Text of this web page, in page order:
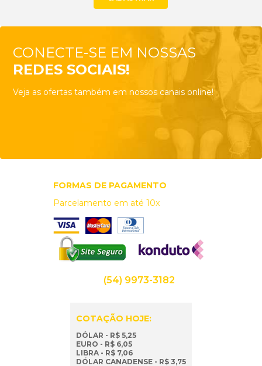
CONECTE-SE EM NOSSAS
REDES SOCIAIS!
Veja as ofertas também em nossos canais online!
FORMAS DE PAGAMENTO
Parcelamento em até 10x
(54) 9973-3182
COTAÇÃO HOJE:
DÓLAR - R$ 5,25
EURO - R$ 6,05
LIBRA - R$ 7,06
DÓLAR CANADENSE - R$ 3,75